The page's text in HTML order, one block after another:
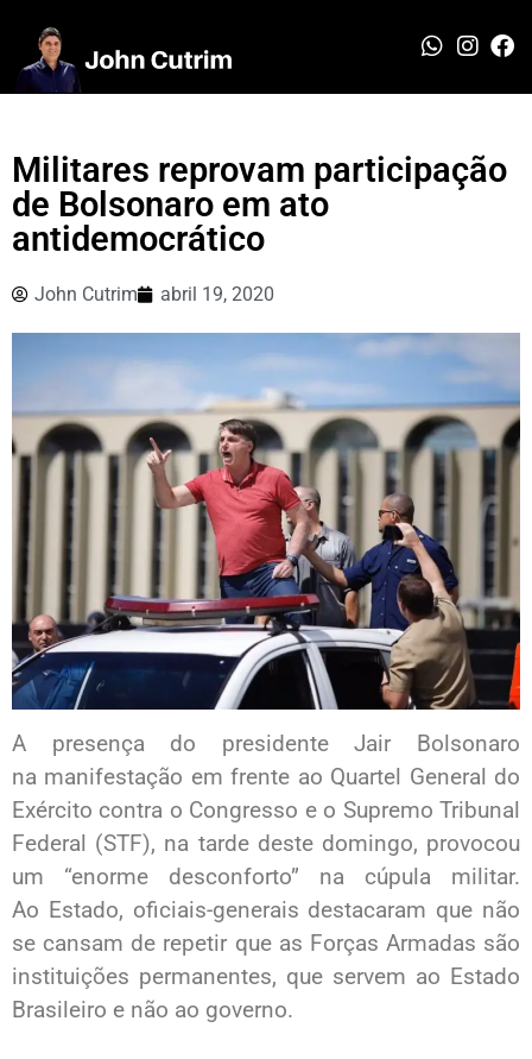
Militares reprovam participação
de Bolsonaro em ato
antidemocrático
John Cutrim abril 19, 2020
A presença do presidente Jair Bolsonaro
na manifestação em frente ao Quartel General do
Exército contra o Congresso e o Supremo Tribunal
Federal (STF), na tarde deste domingo, provocou
um “enorme desconforto” na cúpula militar.
Ao Estado, oficiais-generais destacaram que não
se cansam de repetir que as Forças Armadas são
instituições permanentes, que servem ao Estado
Brasileiro e não ao governo.